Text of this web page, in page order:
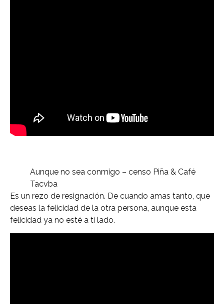
Aunque no sea conmigo – censo Piña & Café
Tacvba
Es un rezo de resignación. De cuando amas tanto, que
deseas la felicidad de la otra persona, aunque esta
felicidad ya no esté a ti lado.